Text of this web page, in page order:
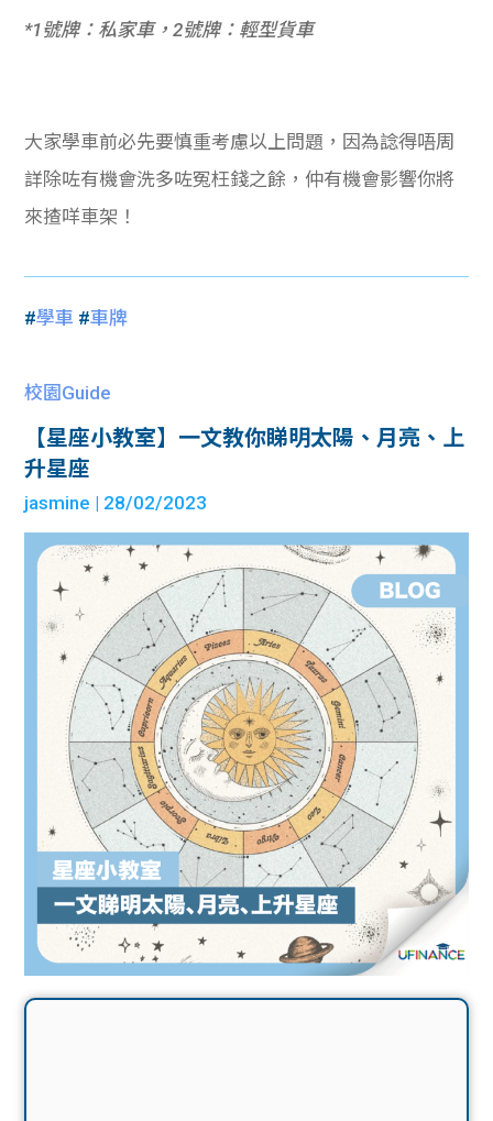
*1號牌：私家車，2號牌：輕型貨車
大家學車前必先要慎重考慮以上問題，因為諗得唔周
詳除咗有機會洗多咗冤枉錢之餘，仲有機會影響你將
來揸咩車架！
#學車 #車牌
校園Guide
【星座小教室】一文教你睇明太陽、月亮、上
升星座
jasmine | 28/02/2023